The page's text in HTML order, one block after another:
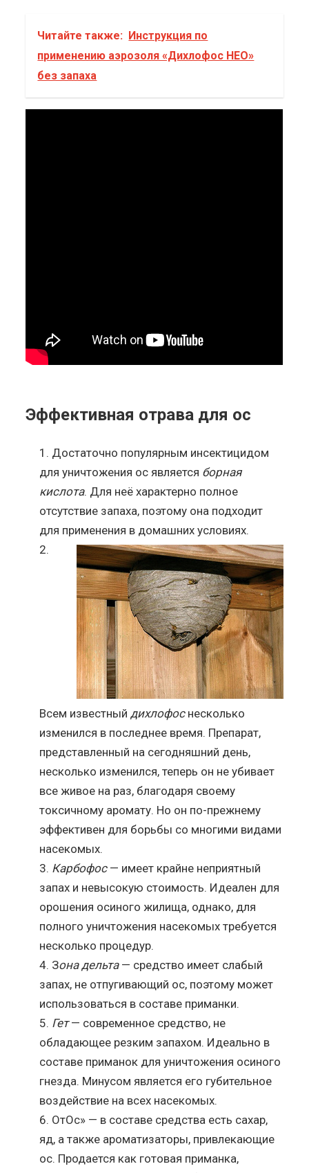
Читайте также: Инструкция по
применению аэрозоля «Дихлофос НЕО»
без запаха
Эффективная отрава для ос
Достаточно популярным инсектицидом
для уничтожения ос является борная
кислота. Для неё характерно полное
отсутствие запаха, поэтому она подходит
для применения в домашних условиях.
Всем известный дихлофоснесколько
изменился в последнее время. Препарат,
представленный на сегодняшний день,
несколько изменился, теперь он не убивает
все живое на раз, благодаря своему
токсичному аромату. Но он по-прежнему
эффективен для борьбы со многими видами
насекомых.
Карбофос— имеет крайне неприятный
запах и невысокую стоимость. Идеален для
орошения осиного жилища, однако, для
полного уничтожения насекомых требуется
несколько процедур.
Зона дельта— средство имеет слабый
запах, не отпугивающий ос, поэтому может
использоваться в составе приманки.
Гет— современное средство, не
обладающее резким запахом. Идеально в
составе приманок для уничтожения осиного
гнезда. Минусом является его губительное
воздействие на всех насекомых.
ОтОс» — в составе средства есть сахар,
яд, а также ароматизаторы, привлекающие
ос. Продается как готовая приманка,